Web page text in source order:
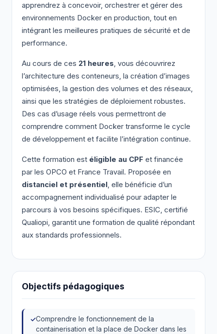
apprendrez à concevoir, orchestrer et gérer des
environnements Docker en production, tout en
intégrant les meilleures pratiques de sécurité et de
performance.
Au cours de ces 21 heures, vous découvrirez
l’architecture des conteneurs, la création d’images
optimisées, la gestion des volumes et des réseaux,
ainsi que les stratégies de déploiement robustes.
Des cas d’usage réels vous permettront de
comprendre comment Docker transforme le cycle
de développement et facilite l’intégration continue.
Cette formation est éligible au CPF et financée
par les OPCO et France Travail. Proposée en
distanciel et présentiel, elle bénéficie d’un
accompagnement individualisé pour adapter le
parcours à vos besoins spécifiques. ESIC, certifié
Qualiopi, garantit une formation de qualité répondant
aux standards professionnels.
Objectifs pédagogiques
Comprendre le fonctionnement de la
containerisation et la place de Docker dans les